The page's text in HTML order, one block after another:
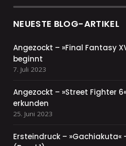
NEUESTE BLOG-ARTIKEL
Angezockt – »Final Fantasy
beginnt
7. Juli 2023
Angezockt – »Street Fighter
erkunden
25. Juni 2023
Ersteindruck –